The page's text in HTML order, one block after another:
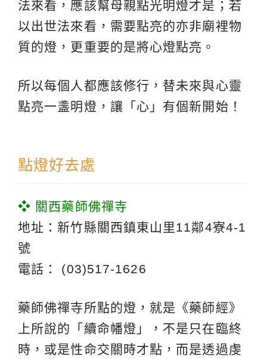
法來看，應該幫母親點光明燈才是；若
以出世法來看，需要點亮的亦非廟裡物
質的燈，更重要的是將心燈點亮。
所以每個人都應該修行，替未來與心靈
點亮一盞明燈，讓「心」有個新開始！
點燈好去處
❖ 關西藥師佛禪寺
地址：新竹縣關西鎮東山里11鄰4寮4-1
號
電話： (03)517-1626
藥師佛禪寺所點的燈，就是《藥師經》
上所說的「續命幡燈」，不是只在臨終
時，或是性命交關時才點，而是透過虔